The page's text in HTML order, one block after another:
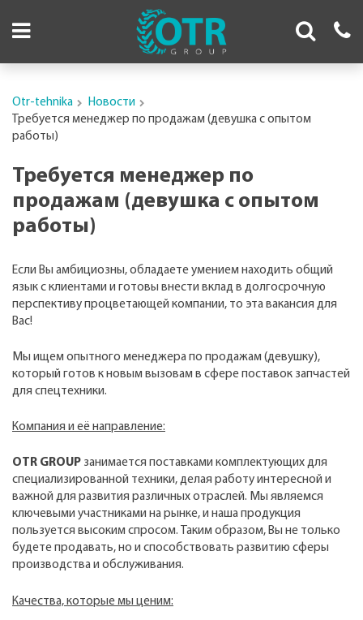
Otr-tehnika
Новости
Требуется менеджер по продажам (девушка с опытом
работы)
Требуется менеджер по
продажам (девушка с опытом
работы)
Если Вы амбициозны, обладаете умением находить общий
язык с клиентами и готовы внести вклад в долгосрочную
перспективу процветающей компании, то эта вакансия для
Вас!
Мы ищем опытного менеджера по продажам (девушку),
который готов к новым вызовам в сфере поставок запчастей
для спецтехники.
Компания и её направление:
OTR GROUP занимается поставками комплектующих для
специализированной техники, делая работу интересной и
важной для развития различных отраслей. Мы являемся
ключевыми участниками на рынке, и наша продукция
пользуется высоким спросом. Таким образом, Вы не только
будете продавать, но и способствовать развитию сферы
производства и обслуживания.
Качества, которые мы ценим: